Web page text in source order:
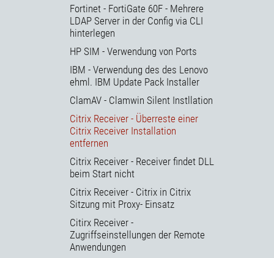
Fortinet - FortiGate 60F - Mehrere
LDAP Server in der Config via CLI
hinterlegen
HP SIM - Verwendung von Ports
IBM - Verwendung des des Lenovo
ehml. IBM Update Pack Installer
ClamAV - Clamwin Silent Instllation
Citrix Receiver - Überreste einer
Citrix Receiver Installation
entfernen
Citrix Receiver - Receiver findet DLL
beim Start nicht
Citrix Receiver - Citrix in Citrix
Sitzung mit Proxy- Einsatz
Citirx Receiver -
Zugriffseinstellungen der Remote
Anwendungen